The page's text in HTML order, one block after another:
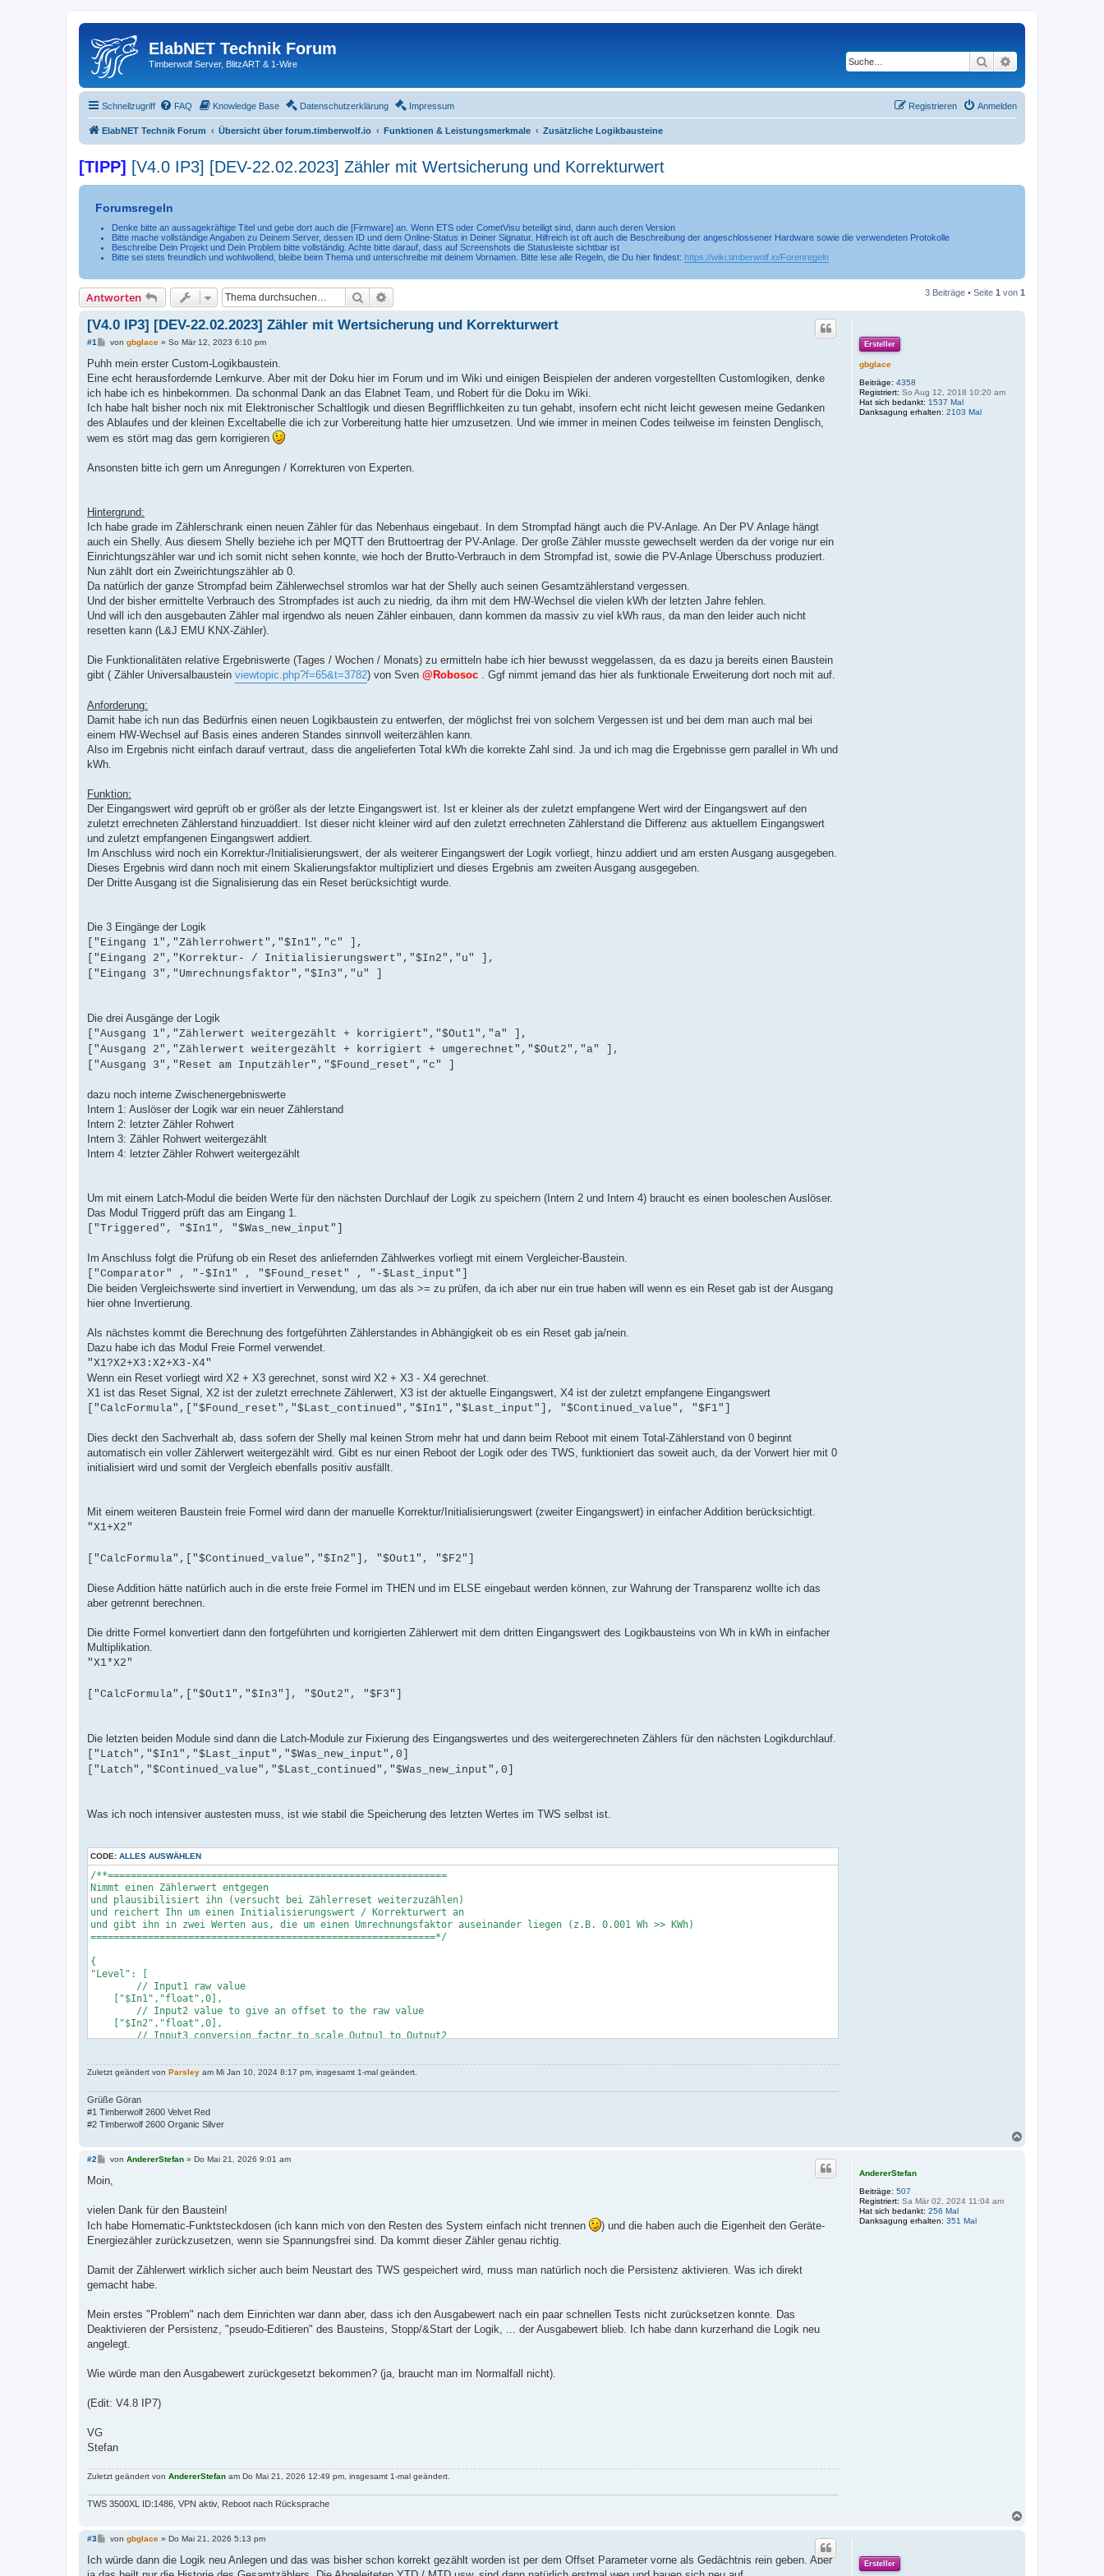
ElabNET Technik Forum
Timberwolf Server, BlitzART & 1-Wire Suche
Schnellzugriff FAQ Knowledge Base Datenschutzerklärung Impressum Anmelden
Registrieren
ElabNET Technik Forum Übersicht über forum.timberwolf.io Funktionen & Leistungsmerkmale Zusätzliche Logikbausteine
[TIPP] [V4.0 IP3] [DEV-22.02.2023] Zähler mit Wertsicherung und Korrekturwert
Forumsregeln
Denke bitte an aussagekräftige Titel und gebe dort auch die [Firmware] an. Wenn ETS oder CometVisu beteiligt sind, dann auch deren Version
Bitte mache vollständige Angaben zu Deinem Server, dessen ID und dem Online-Status in Deiner Signatur. Hilfreich ist oft auch die Beschreibung der angeschlossener Hardware sowie die verwendeten Protokolle
Beschreibe Dein Projekt und Dein Problem bitte vollständig. Achte bitte darauf, dass auf Screenshots die Statusleiste sichtbar ist
Bitte sei stets freundlich und wohlwollend, bleibe beim Thema und unterschreibe mit deinem Vornamen. Bitte lese alle Regeln, die Du hier findest: https://wiki.timberwolf.io/Forenregeln
Antworten Suche 3 Beiträge • Seite 1 von 1
Ersteller
gbglace
Beiträge: 4358
Registriert: So Aug 12, 2018 10:20 am
Hat sich bedankt: 1537 Mal
Danksagung erhalten: 2103 Mal
[V4.0 IP3] [DEV-22.02.2023] Zähler mit Wertsicherung und Korrekturwert
#1
B
i
r
a
von gbglace» So Mär 12, 2023 6:10 pm
Puhh mein erster Custom-Logikbaustein.
Eine echt herausfordernde Lernkurve. Aber mit der Doku hier im Forum und im Wiki und einigen Beispielen der anderen vorgestellten Customlogiken, denke
ich habe ich es hinbekommen. Da schonmal Dank an das Elabnet Team, und Robert für die Doku im Wiki.
Ich habe halt bisher noch nix mit Elektronischer Schaltlogik und diesen Begrifflichkeiten zu tun gehabt, insofern echt nicht leicht gewesen meine Gedanken
des Ablaufes und der kleinen Exceltabelle die ich zur Vorbereitung hatte hier umzusetzen. Und wie immer in meinen Codes teilweise im feinsten Denglisch,
wem es stört mag das gern korrigieren
Ansonsten bitte ich gern um Anregungen / Korrekturen von Experten.
Hintergrund:
Ich habe grade im Zählerschrank einen neuen Zähler für das Nebenhaus eingebaut. In dem Strompfad hängt auch die PV-Anlage. An Der PV Anlage hängt
auch ein Shelly. Aus diesem Shelly beziehe ich per MQTT den Bruttoertrag der PV-Anlage. Der große Zähler musste gewechselt werden da der vorige nur ein
Einrichtungszähler war und ich somit nicht sehen konnte, wie hoch der Brutto-Verbrauch in dem Strompfad ist, sowie die PV-Anlage Überschuss produziert.
Nun zählt dort ein Zweirichtungszähler ab 0.
Da natürlich der ganze Strompfad beim Zählerwechsel stromlos war hat der Shelly auch seinen Gesamtzählerstand vergessen.
Und der bisher ermittelte Verbrauch des Strompfades ist auch zu niedrig, da ihm mit dem HW-Wechsel die vielen kWh der letzten Jahre fehlen.
Und will ich den ausgebauten Zähler mal irgendwo als neuen Zähler einbauen, dann kommen da massiv zu viel kWh raus, da man den leider auch nicht
resetten kann (L&J EMU KNX-Zähler).
Die Funktionalitäten relative Ergebniswerte (Tages / Wochen / Monats) zu ermitteln habe ich hier bewusst weggelassen, da es dazu ja bereits einen Baustein
gibt ( Zähler Universalbaustein viewtopic.php?f=65&t=3782) von Sven @Robosoc . Ggf nimmt jemand das hier als funktionale Erweiterung dort noch mit auf.
Anforderung:
Damit habe ich nun das Bedürfnis einen neuen Logikbaustein zu entwerfen, der möglichst frei von solchem Vergessen ist und bei dem man auch mal bei
einem HW-Wechsel auf Basis eines anderen Standes sinnvoll weiterzählen kann.
Also im Ergebnis nicht einfach darauf vertraut, dass die angelieferten Total kWh die korrekte Zahl sind. Ja und ich mag die Ergebnisse gern parallel in Wh und
kWh.
Funktion:
Der Eingangswert wird geprüft ob er größer als der letzte Eingangswert ist. Ist er kleiner als der zuletzt empfangene Wert wird der Eingangswert auf den
zuletzt errechneten Zählerstand hinzuaddiert. Ist dieser nicht kleiner wird auf den zuletzt errechneten Zählerstand die Differenz aus aktuellem Eingangswert
und zuletzt empfangenen Eingangswert addiert.
Im Anschluss wird noch ein Korrektur-/Initialisierungswert, der als weiterer Eingangswert der Logik vorliegt, hinzu addiert und am ersten Ausgang ausgegeben.
Dieses Ergebnis wird dann noch mit einem Skalierungsfaktor multipliziert und dieses Ergebnis am zweiten Ausgang ausgegeben.
Der Dritte Ausgang ist die Signalisierung das ein Reset berücksichtigt wurde.
Die 3 Eingänge der Logik
["Eingang 1","Zählerrohwert","$In1","c" ],
["Eingang 2","Korrektur- / Initialisierungswert","$In2","u" ],
["Eingang 3","Umrechnungsfaktor","$In3","u" ]
Die drei Ausgänge der Logik
["Ausgang 1","Zählerwert weitergezählt + korrigiert","$Out1","a" ],
["Ausgang 2","Zählerwert weitergezählt + korrigiert + umgerechnet","$Out2","a" ],
["Ausgang 3","Reset am Inputzähler","$Found_reset","c" ]
dazu noch interne Zwischenergebniswerte
Intern 1: Auslöser der Logik war ein neuer Zählerstand
Intern 2: letzter Zähler Rohwert
Intern 3: Zähler Rohwert weitergezählt
Intern 4: letzter Zähler Rohwert weitergezählt
Um mit einem Latch-Modul die beiden Werte für den nächsten Durchlauf der Logik zu speichern (Intern 2 und Intern 4) braucht es einen booleschen Auslöser.
Das Modul Triggerd prüft das am Eingang 1.
["Triggered", "$In1", "$Was_new_input"]
Im Anschluss folgt die Prüfung ob ein Reset des anliefernden Zählwerkes vorliegt mit einem Vergleicher-Baustein.
["Comparator" , "-$In1" , "$Found_reset" , "-$Last_input"]
Die beiden Vergleichswerte sind invertiert in Verwendung, um das als >= zu prüfen, da ich aber nur ein true haben will wenn es ein Reset gab ist der Ausgang
hier ohne Invertierung.
Als nächstes kommt die Berechnung des fortgeführten Zählerstandes in Abhängigkeit ob es ein Reset gab ja/nein.
Dazu habe ich das Modul Freie Formel verwendet.
"X1?X2+X3:X2+X3-X4"
Wenn ein Reset vorliegt wird X2 + X3 gerechnet, sonst wird X2 + X3 - X4 gerechnet.
X1 ist das Reset Signal, X2 ist der zuletzt errechnete Zählerwert, X3 ist der aktuelle Eingangswert, X4 ist der zuletzt empfangene Eingangswert
["CalcFormula",["$Found_reset","$Last_continued","$In1","$Last_input"], "$Continued_value", "$F1"]
Dies deckt den Sachverhalt ab, dass sofern der Shelly mal keinen Strom mehr hat und dann beim Reboot mit einem Total-Zählerstand von 0 beginnt
automatisch ein voller Zählerwert weitergezählt wird. Gibt es nur einen Reboot der Logik oder des TWS, funktioniert das soweit auch, da der Vorwert hier mit 0
initialisiert wird und somit der Vergleich ebenfalls positiv ausfällt.
Mit einem weiteren Baustein freie Formel wird dann der manuelle Korrektur/Initialisierungswert (zweiter Eingangswert) in einfacher Addition berücksichtigt.
"X1+X2"
["CalcFormula",["$Continued_value","$In2"], "$Out1", "$F2"]
Diese Addition hätte natürlich auch in die erste freie Formel im THEN und im ELSE eingebaut werden können, zur Wahrung der Transparenz wollte ich das
aber getrennt berechnen.
Die dritte Formel konvertiert dann den fortgeführten und korrigierten Zählerwert mit dem dritten Eingangswert des Logikbausteins von Wh in kWh in einfacher
Multiplikation.
"X1*X2"
["CalcFormula",["$Out1","$In3"], "$Out2", "$F3"]
Die letzten beiden Module sind dann die Latch-Module zur Fixierung des Eingangswertes und des weitergerechneten Zählers für den nächsten Logikdurchlauf.
["Latch","$In1","$Last_input","$Was_new_input",0]
["Latch","$Continued_value","$Last_continued","$Was_new_input",0]
Was ich noch intensiver austesten muss, ist wie stabil die Speicherung des letzten Wertes im TWS selbst ist.
CODE: ALLES AUSWÄHLEN
/**===========================================================
Nimmt einen Zählerwert entgegen
und plausibilisiert ihn (versucht bei Zählerreset weiterzuzählen)
und reichert Ihn um einen Initialisierungswert / Korrekturwert an
und gibt ihn in zwei Werten aus, die um einen Umrechnungsfaktor auseinander liegen (z.B. 0.001 Wh >> KWh)
============================================================*/
{
"Level": [
        // Input1 raw value
    ["$In1","float",0],
        // Input2 value to give an offset to the raw value
    ["$In2","float",0],
        // Input3 conversion factor to scale Outpu1 to Output2
    ["$F1","string","X1?X2+X3:X2+X3-X4"],
    ["$F2","string","X1+X2"],
        // formula to convert Output1 to Output 2
    ["$F3","string","X1*X2"],
    ["$Out1","float",0],
        // Output value 2
        // internal variable a new value input was triggerd
        // if input was reset
    ["$Found_reset","bool",false],
        // internal variable continued raw values
    ["$Continued_value","float",0],
    ["$Last_input","float",0],
        // interneal variable last value continued counter
    ["$Last_continued","float",0]
  ],
"Module": [
    // set true if logic trigger was a new raw measurment Input
        // Output input reset y/n
    ["Comparator" , "-$In1" , "$Found_reset" , "-$Last_input"],
    ["CalcFormula",["$Found_reset","$Last_continued","$In1","$Last_input"], "$Continued_value", "$F1"],
    ["CalcFormula",["$Continued_value","$In2"], "$Out1", "$F2"],
        // scale Output value1 to Output value2
    ["CalcFormula",["$Out1","$In3"], "$Out2", "$F3"],
        // safe new input value as last value for next run of logic
    ["Latch","$In1","$Last_input","$Was_new_input",0],
    ["Latch","$Continued_value","$Last_continued","$Was_new_input",0]
"Input": [
    ["Eingang 1","Zählerrohwert","$In1","c" ],
    ["Eingang 3","Umrechnungsfaktor","$In3","u" ]
Zuletzt geändert von Parsley am Mi Jan 10, 2024 8:17 pm, insgesamt 1-mal geändert.
Grüße Göran
#1 Timberwolf 2600 Velvet Red
#2 Timberwolf 2600 Organic Silver
AndererStefan
Beiträge: 507
Registriert: Sa Mär 02, 2024 11:04 am
Hat sich bedankt: 256 Mal
Danksagung erhalten: 351 Mal
#2
B
i
a
von AndererStefan» Do Mai 21, 2026 9:01 am
Moin,
vielen Dank für den Baustein!
Ich habe Homematic-Funktsteckdosen (ich kann mich von den Resten des System einfach nicht trennen
) und die haben auch die Eigenheit den Geräte-
Energiezähler zurückzusetzen, wenn sie Spannungsfrei sind. Da kommt dieser Zähler genau richtig.
Damit der Zählerwert wirklich sicher auch beim Neustart des TWS gespeichert wird, muss man natürlich noch die Persistenz aktivieren. Was ich direkt
gemacht habe.
Mein erstes "Problem" nach dem Einrichten war dann aber, dass ich den Ausgabewert nach ein paar schnellen Tests nicht zurücksetzen konnte. Das
Deaktivieren der Persistenz, "pseudo-Editieren" des Bausteins, Stopp/&Start der Logik, ... der Ausgabewert blieb. Ich habe dann kurzerhand die Logik neu
angelegt.
Wie würde man den Ausgabewert zurückgesetzt bekommen? (ja, braucht man im Normalfall nicht).
(Edit: V4.8 IP7)
VG
Stefan
Zuletzt geändert von AndererStefan am Do Mai 21, 2026 12:49 pm, insgesamt 1-mal geändert.
TWS 3500XL ID:1486, VPN aktiv, Reboot nach Rücksprache
Ersteller
#3
B
i
von gbglace» Do Mai 21, 2026 5:13 pm
Ich würde dann die Logik neu Anlegen und das was bisher schon korrekt gezählt worden ist per dem Offset Parameter vorne als Gedächtnis rein geben. Aber